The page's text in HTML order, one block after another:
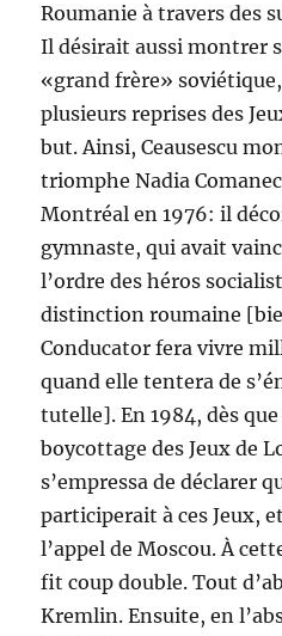
Roumanie à travers des
Il désirait aussi montrer
«grand frère»
plusieurs reprises des
but. Ainsi, Ceausescu
triomphe Nadia
Montréal en 1976: il
gymnaste, qui avait
l’ordre des héros
distinction roumaine
Conducator fera vivre
quand elle tentera de
tutelle]. En 1984, dès que
boycottage des Jeux de
s’empressa de déclarer
participerait à ces Jeux,
l’appel de Moscou. À
fit coup double. Tout
Kremlin. Ensuite, en